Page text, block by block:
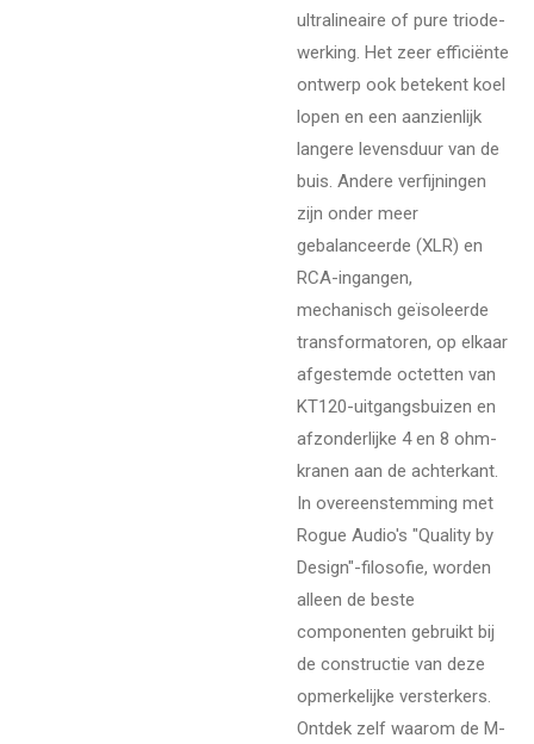
ultralineaire of pure triode-
werking. Het zeer efficiënte
ontwerp ook betekent koel
lopen en een aanzienlijk
langere levensduur van de
buis. Andere verfijningen
zijn onder meer
gebalanceerde (XLR) en
RCA-ingangen,
mechanisch geïsoleerde
transformatoren, op elkaar
afgestemde octetten van
KT120-uitgangsbuizen en
afzonderlijke 4 en 8 ohm-
kranen aan de achterkant.
In overeenstemming met
Rogue Audio's "Quality by
Design"-filosofie, worden
alleen de beste
componenten gebruikt bij
de constructie van deze
opmerkelijke versterkers.
Ontdek zelf waarom de M-